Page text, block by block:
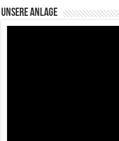
Unsere Anlage